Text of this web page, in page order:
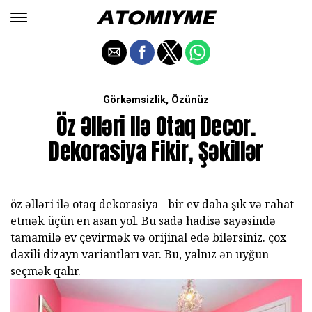
Görkəmsizlik, Özünüz
Öz Əlləri Ilə Otaq Decor.
Dekorasiya Fikir, Şəkillər
öz əlləri ilə otaq dekorasiya - bir ev daha şık və rahat
etmək üçün en asan yol. Bu sadə hadisə sayəsində
tamamilə ev çevirmək və orijinal edə bilərsiniz. çox
daxili dizayn variantları var. Bu, yalnız ən uyğun
seçmək qalır.